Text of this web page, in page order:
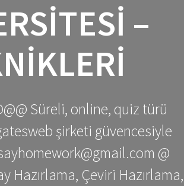
–
Süreli, online, quiz türü
şirketi güvencesiyle
@
Hazırlama, Çeviri Hazırlama,